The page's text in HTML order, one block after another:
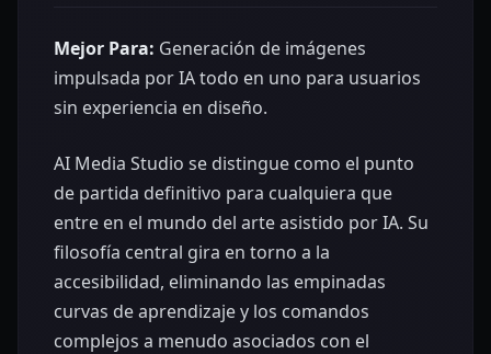
Mejor Para: Generación de imágenes
impulsada por IA todo en uno para usuarios
sin experiencia en diseño.
AI Media Studio se distingue como el punto
de partida definitivo para cualquiera que
entre en el mundo del arte asistido por IA. Su
filosofía central gira en torno a la
accesibilidad, eliminando las empinadas
curvas de aprendizaje y los comandos
complejos a menudo asociados con el